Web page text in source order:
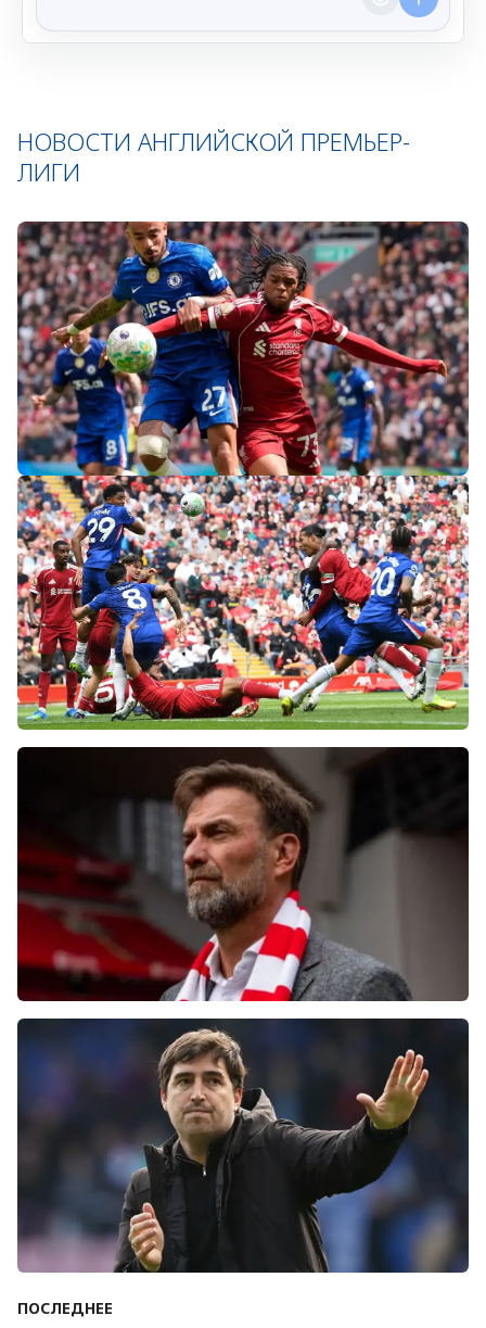
НОВОСТИ АНГЛИЙСКОЙ ПРЕМЬЕР-
ЛИГИ
«Слот не тот человек»: болельщики
«Ливерпуля» и «Челси» разнесли тренеров
после ничьей на «Энфилде»
Фанаты «Ливерпуля» шокированы
неспособностью команды обыграть нынешний
Болельщики «Ливерпуля» освистали команду
после ничьей с «Челси»
Андони Ираола может возглавить «Кристал
ПОСЛЕДНЕЕ